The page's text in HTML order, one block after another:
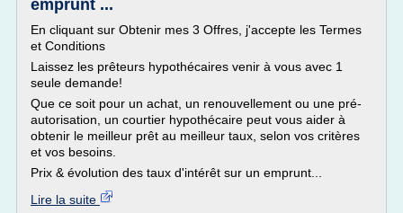
emprunt ...
En cliquant sur Obtenir mes 3 Offres, j'accepte les Termes
et Conditions
Laissez les prêteurs hypothécaires venir à vous avec 1
seule demande!
Que ce soit pour un achat, un renouvellement ou une pré-
autorisation, un courtier hypothécaire peut vous aider à
obtenir le meilleur prêt au meilleur taux, selon vos critères
et vos besoins.
Prix & évolution des taux d'intérêt sur un emprunt...
Lire la suite